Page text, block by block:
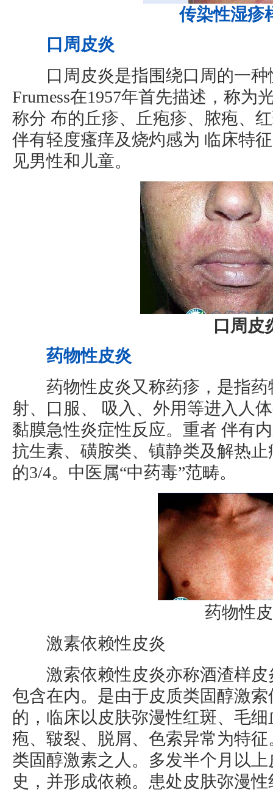
传染性湿疹
口周皮炎
口周皮炎是指围绕口周的一种
Frumess在1957年首先描述，称为
称分 布的丘疹、丘疱疹、脓疱、
伴有轻度瘙痒及烧灼感为 临床特
见男性和儿童。
口周皮
药物性皮炎
药物性皮炎又称药疹，是指药
射、口服、 吸入、外用等进入人
黏膜急性炎症性反应。重者 伴有
抗生素、磺胺类、镇静类及解热
的3/4。中医属“中药毒”范畴。
药物性皮
激素依赖性皮炎
激索依赖性皮炎亦称酒渣样皮
包含在内。是由于皮质类固醇激
的，临床以皮肤弥漫性红斑、毛
疱、皲裂、脱屑、色索异常为特
类固醇激素之人。多发半个月以
史，并形成依赖。患处皮肤弥漫